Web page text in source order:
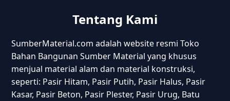
Tentang Kami
SumberMaterial.com adalah website resmi Toko
Bahan Bangunan Sumber Material yang khusus
menjual material alam dan material konstruksi,
seperti: Pasir Hitam, Pasir Putih, Pasir Halus, Pasir
Kasar, Pasir Beton, Pasir Plester, Pasir Urug, Batu